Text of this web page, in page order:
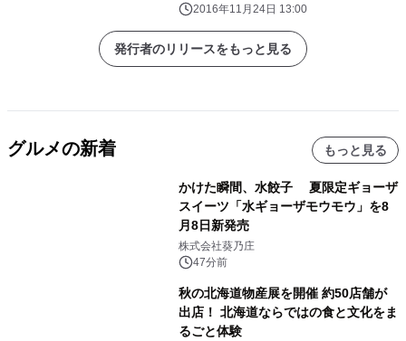
2016年11月24日 13:00
発行者のリリースをもっと見る
グルメの新着 もっと見る
かけた瞬間、水餃子 夏限定ギョーザ
スイーツ「水ギョーザモウモウ」を8
月8日新発売
株式会社葵乃庄
47分前
秋の北海道物産展を開催 約50店舗が
出店！ 北海道ならではの食と文化をま
るごと体験